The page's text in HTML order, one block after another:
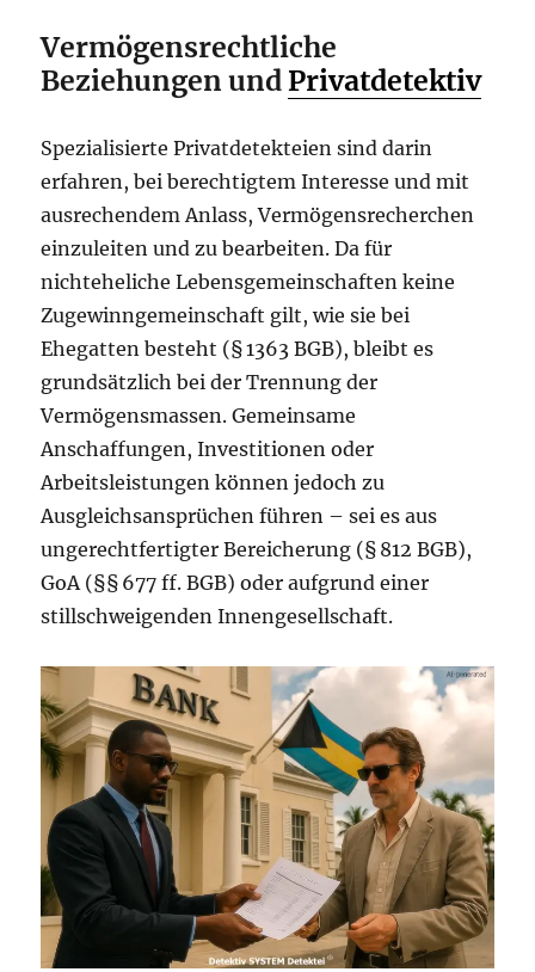
Vermögensrechtliche
Beziehungen und Privatdetektiv
Spezialisierte Privatdetekteien sind darin
erfahren, bei berechtigtem Interesse und mit
ausrechendem Anlass, Vermögensrecherchen
einzuleiten und zu bearbeiten. Da für
nichteheliche Lebensgemeinschaften keine
Zugewinngemeinschaft gilt, wie sie bei
Ehegatten besteht (§ 1363 BGB), bleibt es
grundsätzlich bei der Trennung der
Vermögensmassen. Gemeinsame
Anschaffungen, Investitionen oder
Arbeitsleistungen können jedoch zu
Ausgleichsansprüchen führen – sei es aus
ungerechtfertigter Bereicherung (§ 812 BGB),
GoA (§§ 677 ff. BGB) oder aufgrund einer
stillschweigenden Innengesellschaft.